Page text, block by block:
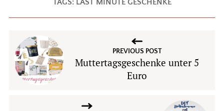
TAGS: LAST MINUTE GESCHENKE
PREVIOUS POST
Muttertagsgeschenke unter 5
Euro